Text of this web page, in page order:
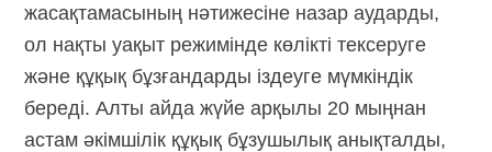
жасақтамасының нәтижесіне назар аударды,
ол нақты уақыт режимінде көлікті тексеруге
және құқық бұзғандарды іздеуге мүмкіндік
береді. Алты айда жүйе арқылы 20 мыңнан
астам әкімшілік құқық бұзушылық анықталды,